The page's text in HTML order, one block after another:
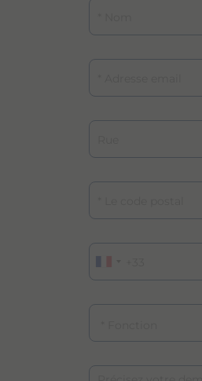
Nom
Adresse email
Rue
Le code postal
Téléphone
Fonction